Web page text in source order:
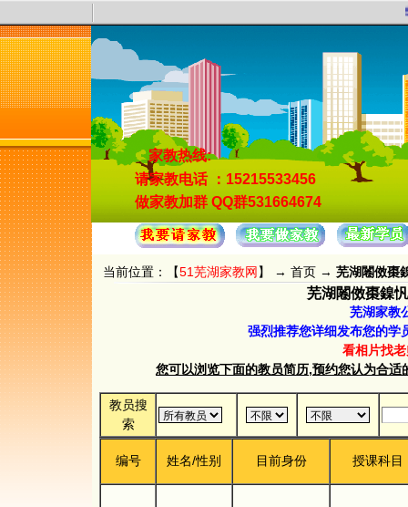
家教热线:
请家教电话 ：15215533456
做家教加群 QQ群531664674
当前位置：【51芜湖家教网】 → 首页 → 芜湖闂傚棗
芜湖闂傚棗鎳
芜湖家教
强烈推荐您详细发布您的学
看相片找
您可以浏览下面的教员简历,预约您认为合
教员搜
索
编号 姓名/性别 目前身份 授课科目